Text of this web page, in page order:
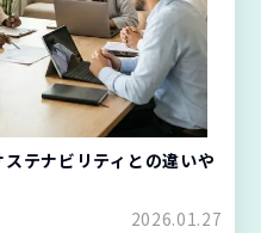
テナビリティとの違いや
2026.01.27